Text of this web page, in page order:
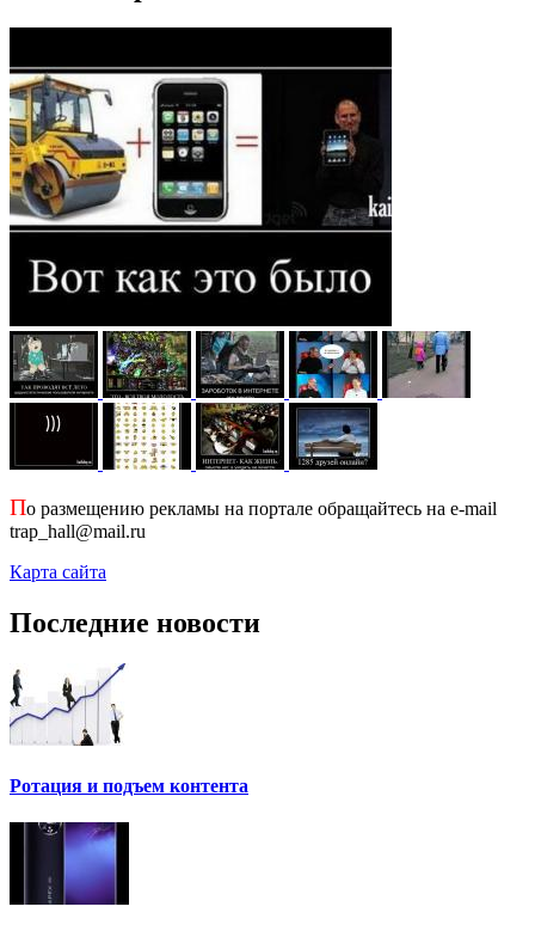
По размещению рекламы на портале обращайтесь на e-mail
trap_hall@mail.ru
Карта сайта
Последние новости
Ротация и подъем контента